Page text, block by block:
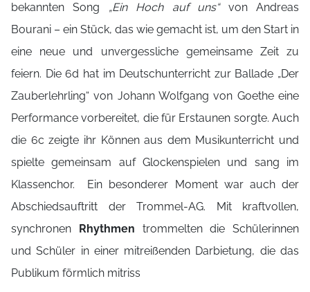
bekannten Song „Ein Hoch auf uns“von Andreas
Bourani – ein Stück, das wie gemacht ist, um den Start in
eine neue und unvergessliche gemeinsame Zeit zu
feiern. Die 6d hat im Deutschunterricht zur Ballade „Der
Zauberlehrling“ von Johann Wolfgang von Goethe eine
Performance vorbereitet, die für Erstaunen sorgte. Auch
die 6c zeigte ihr Können aus dem Musikunterricht und
spielte gemeinsam auf Glockenspielen und sang im
Klassenchor. Ein besonderer Moment war auch der
Abschiedsauftritt der Trommel-AG. Mit kraftvollen,
synchronen
Rhythmen trommelten die Schülerinnen
und Schüler in einer mitreißenden Darbietung, die das
Publikum förmlich mitriss